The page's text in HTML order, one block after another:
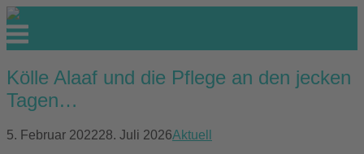
Skip
to
content
Menu
Kölle Alaaf und die Pflege an den jecken
Tagen…
5. Februar 202228. Juli 2026Aktuell